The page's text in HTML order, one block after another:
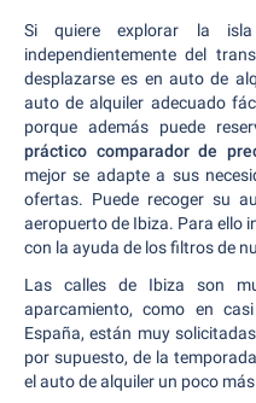
Si quiere explorar la
independientemente del
desplazarse es en auto de
auto de alquiler adecuado
porque además puede
práctico comparador de
mejor se adapte a sus
ofertas. Puede recoger su
aeropuerto de Ibiza. Para ello
con la ayuda de los filtros de
Las calles de Ibiza son
aparcamiento, como en
España, están muy
por supuesto, de la
el auto de alquiler un poco